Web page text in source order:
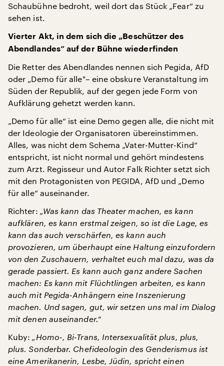
Schaubühne bedroht, weil dort das Stück „Fear“ zu
sehen ist.
Vierter Akt, in dem sich die „Beschützer des
Abendlandes“ auf der Bühne wiederfinden
Die Retter des Abendlandes nennen sich Pegida, AfD
oder „Demo für alle"– eine obskure Veranstaltung im
Süden der Republik, auf der gegen jede Form von
Aufklärung gehetzt werden kann.
„Demo für alle“ ist eine Demo gegen alle, die nicht mit
der Ideologie der Organisatoren übereinstimmen.
Alles, was nicht dem Schema „Vater-Mutter-Kind“
entspricht, ist nicht normal und gehört mindestens
zum Arzt. Regisseur und Autor Falk Richter setzt sich
mit den Protagonisten von PEGIDA, AfD und „Demo
für alle“ auseinander.
Richter: „Was kann das Theater machen, es kann
aufklären, es kann erstmal zeigen, so ist die Lage, es
kann das auch verschärfen, es kann auch
provozieren, um überhaupt eine Haltung einzufordern
von den Zuschauern, verhaltet euch mal dazu, was da
gerade passiert. Es kann auch ganz andere Sachen
machen: Es kann mit Flüchtlingen arbeiten, es kann
auch mit Pegida-Anhängern eine Inszenierung
machen. Und sagen, gut, wir setzen uns mal im Dialog
mit denen auseinander.“
Kuby: „Homo-, Bi-Trans, Intersexualität plus, plus,
plus. Sonderbar. Chefideologin des Genderismus ist
eine Amerikanerin, Lesbe, Jüdin, spricht einen